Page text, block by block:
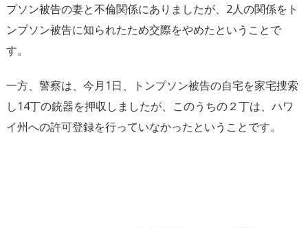
プソン被告の妻と不倫関係にありましたが、2人の関係をト
ンプソン被告に知られたため交際をやめたということで
す。
一方、警察は、今月1日、トンプソン被告の自宅を家宅捜索
し14丁の銃器を押収しましたが、このうちの２丁は、ハワ
イ州への許可登録を行っていなかったということです。